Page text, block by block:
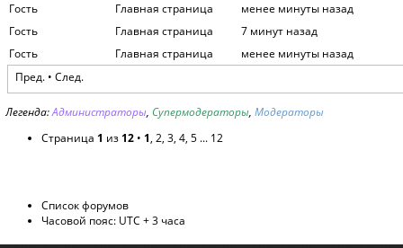
Гость
Главная страница
менее минуты назад
Гость
Главная страница
7 минут назад
Гость
Главная страница
менее минуты назад
Пред. • След.
Легенда:Администраторы, Супермодераторы, Модераторы
Страница 1 из 12 • 1, 2, 3, 4, 5 ... 12
Список форумов
Часовой пояс: UTC + 3 часа